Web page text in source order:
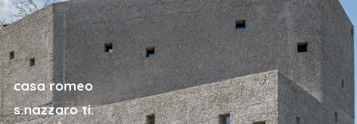
casa romeo
s.nazzaro ti.